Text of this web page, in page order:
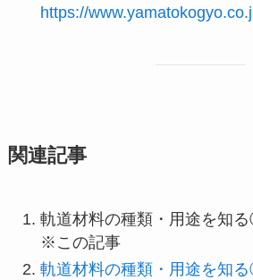
https://
関連記事
軌道材料の種類・用途を知
※この記事
軌道材料の種類・用途を知